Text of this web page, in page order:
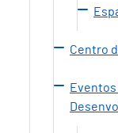
Centro
Eventos